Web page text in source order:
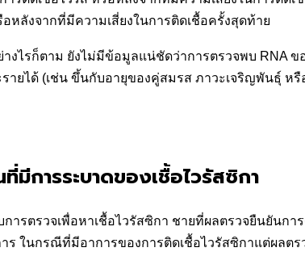
หลังจากที่มีความเสี่ยงในการติดเชื้อครั้งสุดท้าย
ไรก็ตาม ยังไม่มีข้อมูลแน่ชัดว่าการตรวจพบ RNA ข
ยได้ (เช่น ขึ้นกับอายุของคู่สมรส ภาวะเจริญพันธุ์ หรื
การระบาดของเชื้อไวรัสซิกา
รตรวจเพื่อหาเชื้อไวรัสซิกา ชายที่ผลตรวจยืนยันกา
ในกรณีที่มีอาการของการติดเชื้อไวรัสซิกาแต่ผลตร